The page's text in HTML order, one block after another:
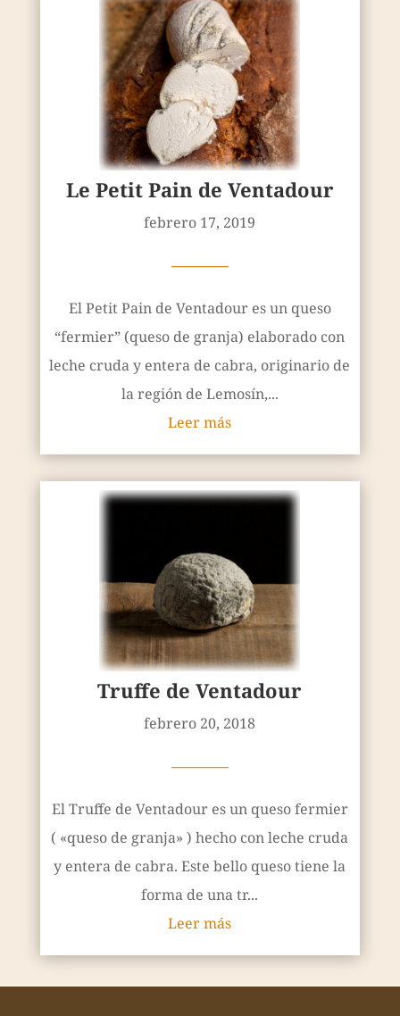
Le Petit Pain de Ventadour
febrero 17, 2019
————
El Petit Pain de Ventadour es un queso
“fermier” (queso de granja) elaborado con
leche cruda y entera de cabra, originario de
la región de Lemosín,...
Leer más
Truffe de Ventadour
febrero 20, 2018
————
El Truffe de Ventadour es un queso fermier
( «queso de granja» ) hecho con leche cruda
y entera de cabra. Este bello queso tiene la
forma de una tr...
Leer más